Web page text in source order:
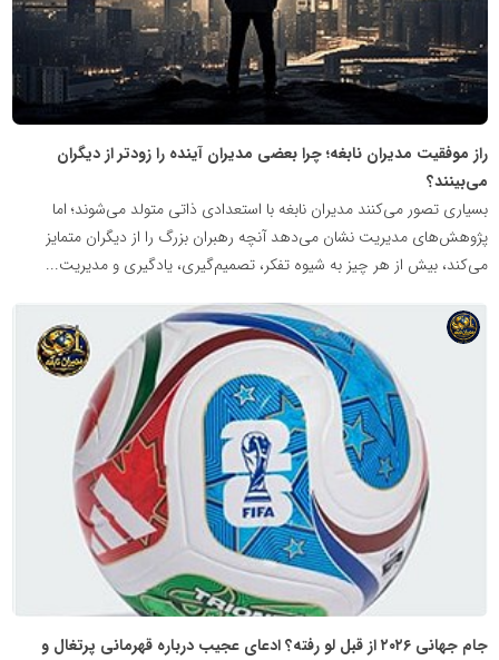
راز موفقیت مدیران نابغه؛ چرا بعضی مدیران آینده را زودتر از دیگران
می‌بینند؟
بسیاری تصور می‌کنند مدیران نابغه با استعدادی ذاتی متولد می‌شوند؛ اما
پژوهش‌های مدیریت نشان می‌دهد آنچه رهبران بزرگ را از دیگران متمایز
می‌کند، بیش از هر چیز به شیوه تفکر، تصمیم‌گیری، یادگیری و مدیریت...
جام جهانی ۲۰۲۶ از قبل لو رفته؟ ادعای عجیب درباره قهرمانی پرتغال و